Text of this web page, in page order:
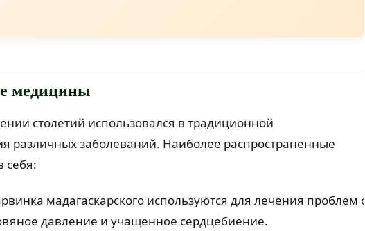
медицины
столетий использовался в традиционной
различных заболеваний. Наиболее распространенные
себя:
мадагаскарского используются для лечения проблем с
давление и учащенное сердцебиение.